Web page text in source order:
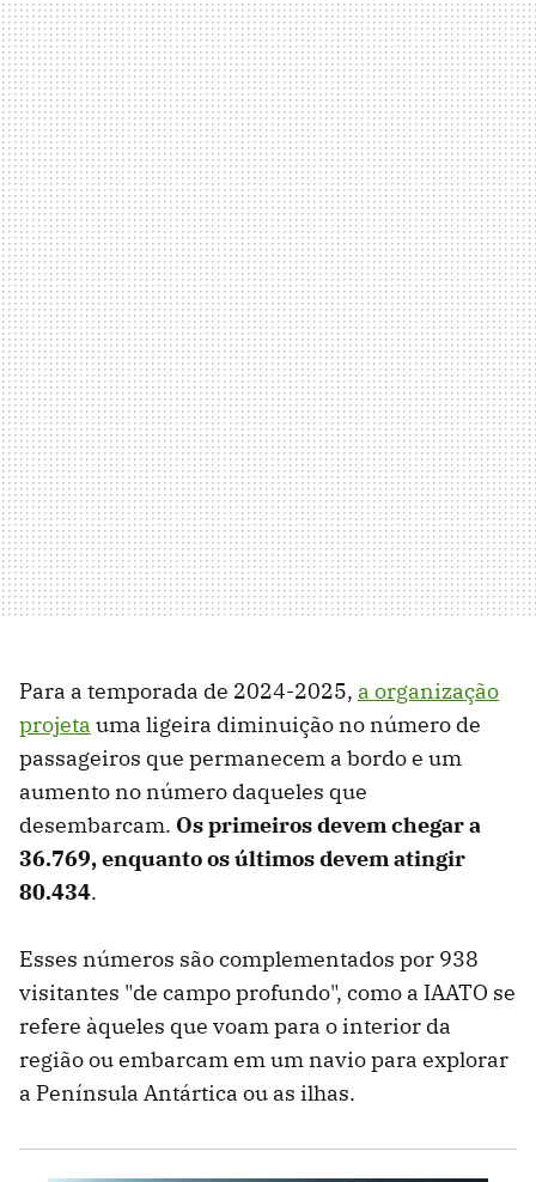
Para a temporada de 2024-2025, a organização
projeta uma ligeira diminuição no número de
passageiros que permanecem a bordo e um
aumento no número daqueles que
desembarcam. Os primeiros devem chegar a
36.769, enquanto os últimos devem atingir
80.434.
Esses números são complementados por 938
visitantes "de campo profundo", como a IAATO se
refere àqueles que voam para o interior da
região ou embarcam em um navio para explorar
a Península Antártica ou as ilhas.